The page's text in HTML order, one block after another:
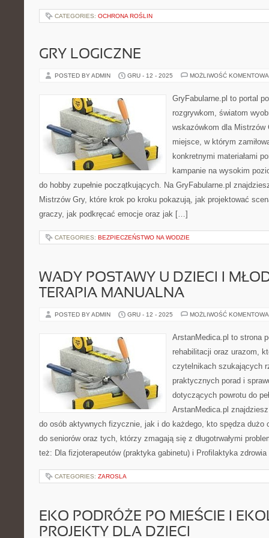
CATEGORIES: OCHRONA ROŚLIN
GRY LOGICZNE
POSTED BY ADMIN GRU - 12 - 2025 MOŻLIWOŚĆ
GryFabularne.pl to portal
rozgrywkom, światom
wskazówkom dla Mistrzów
miejsce, w którym
konkretnymi materiałami
kampanie na wysokim
do hobby zupełnie początkujących. Na GryFabularne.pl
Mistrzów Gry, które krok po kroku pokazują, jak projektować
graczy, jak podkręcać emocje oraz jak […]
CATEGORIES: BEZPIECZEŃSTWO NA WODZIE
WADY POSTAWY U DZIECI I
TERAPIA MANUALNA
POSTED BY ADMIN GRU - 12 - 2025 MOŻLIWOŚĆ
ArstanMedica.pl to strona
rehabilitacji oraz urazom,
czytelnikach szukających
praktycznych porad i
dotyczących powrotu do
ArstanMedica.pl
do osób aktywnych fizycznie, jak i do każdego, kto spędza dużo
do seniorów oraz tych, którzy zmagają się z długotrwałymi
też: Dla fizjoterapeutów (praktyka gabinetu) i Profilaktyka
CATEGORIES: ZAROSLA
EKO PODRÓŻE PO MIEŚCIE I
PROJEKTY DLA DZIECI